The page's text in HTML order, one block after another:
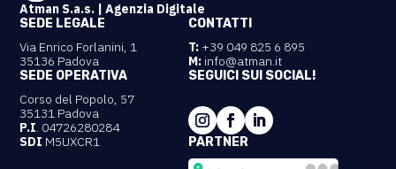
Atman S.a.s. | Agenzia Digitale
SEDE LEGALE
Via Enrico Forlanini, 1
35136 Padova
SEDE OPERATIVA
Corso del Popolo, 57
35131 Padova
P.I. 04726280284
SDI M5UXCR1
CONTATTI
T: +39 049 825 6 895
M: info@atman.it
SEGUICI SUI SOCIAL!
PARTNER